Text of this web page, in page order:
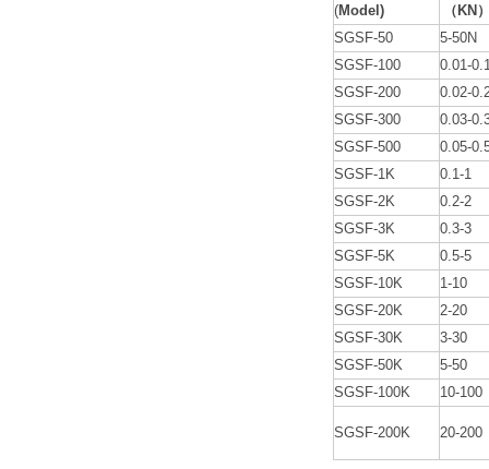
(Model)
（ KN
SGSF-50
5-50N
SGSF-100
0.01-
SGSF-200
0.02-
SGSF-300
0.03-
SGSF-500
0.05-
SGSF-1K
0.1-1
SGSF-2K
0.2-2
SGSF-3K
0.3-3
SGSF-5K
0.5-5
SGSF-10K
1-10
SGSF-20K
2-20
SGSF-30K
3-30
SGSF-50K
5-50
SGSF-100K
10-100
SGSF-200K 20-200